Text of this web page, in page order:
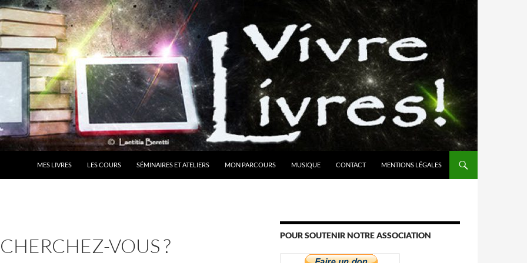
MES LIVRES LES COURS SÉMINAIRES ET ATELIERS MON PARCOURS MUSIQUE CONTACT MENTIONS LÉGALES
VOUS ? POUR SOUTENIR NOTRE ASSOCIATION